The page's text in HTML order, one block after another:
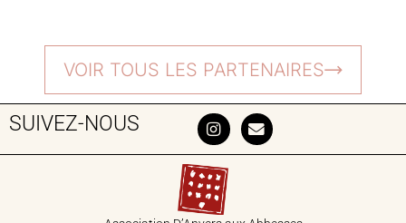
VOIR TOUS LES PARTENAIRES
SUIVEZ-NOUS